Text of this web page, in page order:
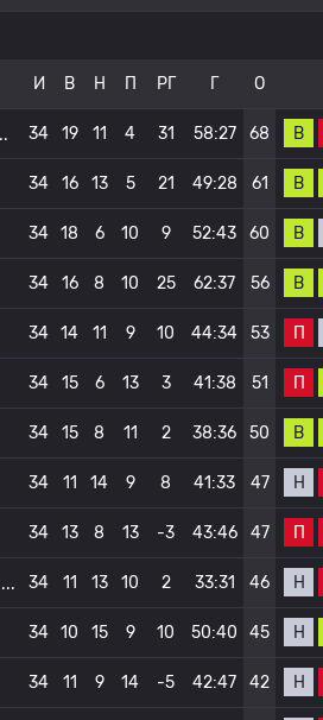
И В Н П РГ Г О
34 19 11 4 31 58:27 68 В
34 16 13 5 21 49:28 61 В
34 18 6 10 9 52:43 60 В
34 16 8 10 25 62:37 56 В
34 14 11 9 10 44:34 53 П
34 15 6 13 3 41:38 51 П
34 15 8 11 2 38:36 50 В
34 11 14 9 8 41:33 47 Н
34 13 8 13 -3 43:46 47 П
34 11 13 10 2 33:31 46 Н
34 10 15 9 10 50:40 45 Н
34 11 9 14 -5 42:47 42 Н